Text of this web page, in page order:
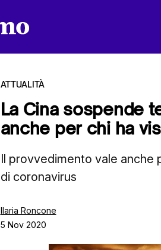
ATTUALITÀ
La Cina sospende
anche per chi ha
Il provvedimento vale anche
di coronavirus
Ilaria Roncone
5 Nov 2020